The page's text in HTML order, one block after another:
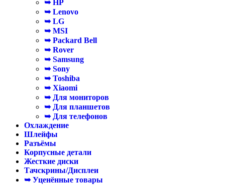
➥ HP
➥ Lenovo
➥ LG
➥ MSI
➥ Packard Bell
➥ Rover
➥ Samsung
➥ Sony
➥ Toshiba
➥ Xiaomi
➥ Для мониторов
➥ Для планшетов
➥ Для телефонов
Охлаждение
Шлейфы
Разъёмы
Корпусные детали
Жесткие диски
Тачскрины/Дисплеи
➥ Уценённые товары